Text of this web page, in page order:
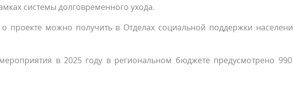
системы долговременного ухода.
можно получить в Отделах социальной поддержки
в 2025 году в региональном бюджете предусмотрено